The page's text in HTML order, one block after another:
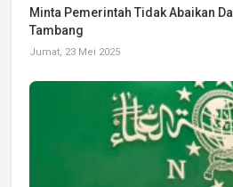
Minta Pemerintah Tidak Abaikan
Tambang
Jumat, 23 Mei 2025